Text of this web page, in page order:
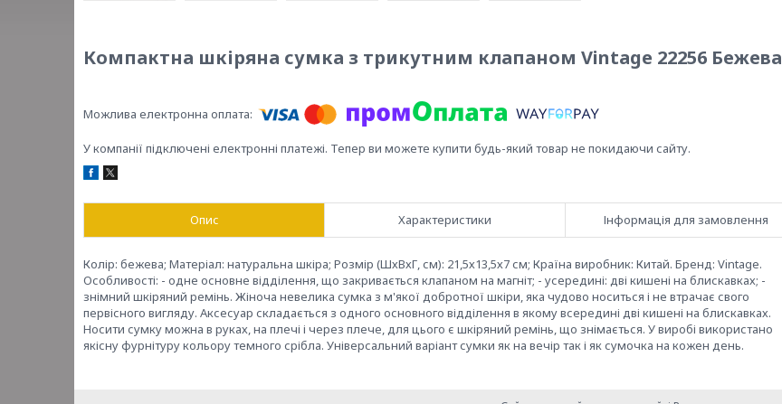
Компактна шкіряна сумка з трикутним клапаном Vintage 22256 Бежева
У компанії підключені електронні платежі. Тепер ви можете купити будь-який товар не покидаючи сайту.
Опис Характеристики Інформація для замовлення
Колір: бежева; Матеріал: натуральна шкіра; Розмір (ШхВхГ, см): 21,5х13,5х7 см; Країна виробник: Китай. Бренд: Vintage.
Особливості: - одне основне відділення, що закривається клапаном на магніт; - усередині: дві кишені на блискавках; -
знімний шкіряний ремінь. Жіноча невелика сумка з м'якої добротної шкіри, яка чудово носиться і не втрачає свого
первісного вигляду. Аксесуар складається з одного основного відділення в якому всередині дві кишені на блискавках.
Носити сумку можна в руках, на плечі і через плече, для цього є шкіряний ремінь, що знімається. У виробі використано
якісну фурнітуру кольору темного срібла. Універсальний варіант сумки як на вечір так і як сумочка на кожен день.